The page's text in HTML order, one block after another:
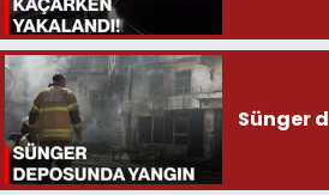
Sünger